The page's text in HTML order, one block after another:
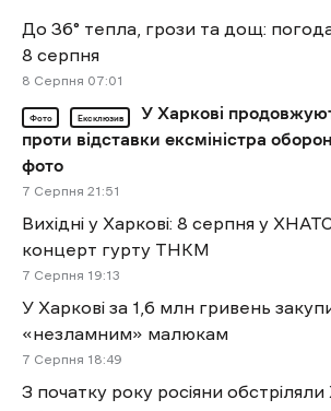
До 36° тепла, грози та дощ:
8 серпня
8 Cерпня 07:01
Фото Ексклюзив
У Харкові
проти відставки ексміністра
фото
7 Cерпня 21:51
Вихідні у Харкові: 8 серпня у
концерт гурту ТНКМ
7 Cерпня 19:13
У Харкові за 1,6 млн гривень
«незламним» малюкам
7 Cерпня 18:49
З початку року росіяни обстріляли